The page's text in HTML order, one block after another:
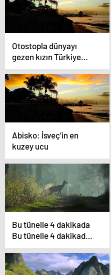
Otostopla dünyayı
gezen kızın Türkiye
fotoğrafları
Abisko: İsveç’in en
kuzey ucu
Bu tünelle 4 dakikada
Bu tünelle 4 dakikada
“iklim” değişecek